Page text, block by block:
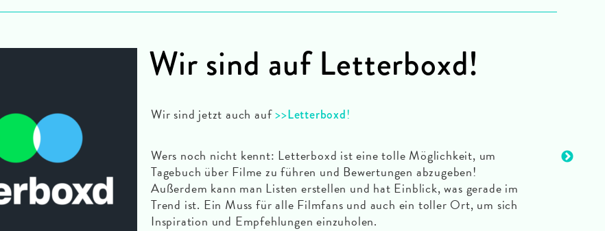
Wir sind auf Letterboxd!
Wir sind jetzt auch auf>>Letterboxd!
Wers noch nicht kennt: Letterboxd ist eine tolle Möglichkeit, um
Tagebuch über Filme zu führen und Bewertungen abzugeben!
Außerdem kann man Listen erstellen und hat Einblick, was gerade im
Trend ist. Ein Muss für alle Filmfans und auch ein toller Ort, um sich
Inspiration und Empfehlungen einzuholen.